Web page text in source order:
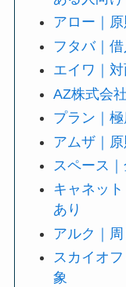
アロー｜
フタバ｜
エイワ｜
AZ株式会
プラン｜
アムザ｜
スペース
キャネッ
あり
アルク｜
スカイオ
象